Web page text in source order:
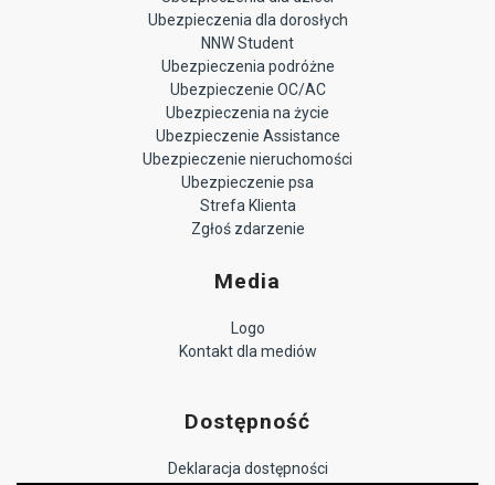
Ubezpieczenia dla dorosłych
NNW Student
Ubezpieczenia podróżne
Ubezpieczenie OC/AC
Ubezpieczenia na życie
Ubezpieczenie Assistance
Ubezpieczenie nieruchomości
Ubezpieczenie psa
Strefa Klienta
Zgłoś zdarzenie
Media
Logo
Kontakt dla mediów
Dostępność
Deklaracja dostępności